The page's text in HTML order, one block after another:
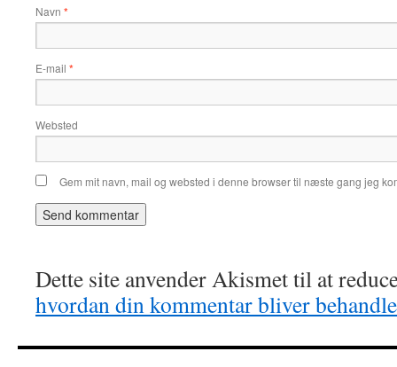
Navn *
E-mail *
Websted
Gem mit navn, mail og websted i denne browser til næste gang jeg
Dette site anvender Akismet til at
hvordan din kommentar bliver